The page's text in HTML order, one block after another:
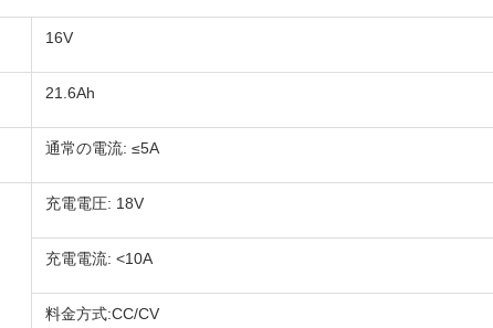
16V
21.6Ah
通常の電流: ≤5A
充電電圧: 18V
充電電流: <10A
料金方式:CC/CV